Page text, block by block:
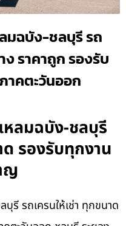
มฉบัง-ชลบุรี รถ
ง ราคาถูก รองรับ
าคตะวันออก
ลมฉบัง-ชลบุรี
ด รองรับทุกงาน
ญ
รี รถเครนให้เช่า ทุกขนาด